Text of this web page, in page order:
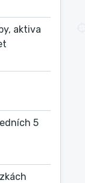
aktiva
5